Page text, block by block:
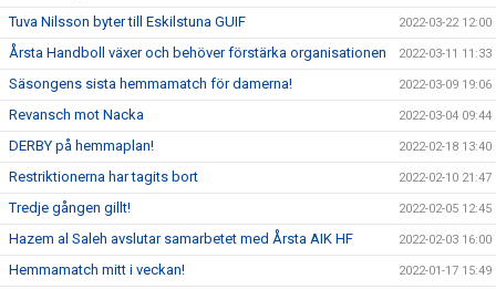
Tuva Nilsson byter till Eskilstuna GUIF 2022-03-22 12:00
Årsta Handboll växer och behöver förstärka organisationen 2022-03-11 11:33
Säsongens sista hemmamatch för damerna! 2022-03-09 19:06
Revansch mot Nacka 2022-03-04 09:44
DERBY på hemmaplan! 2022-02-18 13:40
Restriktionerna har tagits bort 2022-02-10 21:47
Tredje gången gillt! 2022-02-05 12:45
Hazem al Saleh avslutar samarbetet med Årsta AIK HF 2022-02-03 16:00
Hemmamatch mitt i veckan! 2022-01-17 15:49